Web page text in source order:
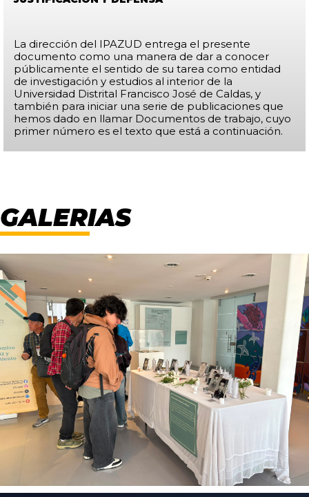
La dirección del IPAZUD entrega el presente
documento como una manera de dar a conocer
públicamente el sentido de su tarea como entidad
de investigación y estudios al interior de la
Universidad Distrital Francisco José de Caldas, y
también para iniciar una serie de publicaciones que
hemos dado en llamar Documentos de trabajo, cuyo
primer número es el texto que está a continuación.
Galerias